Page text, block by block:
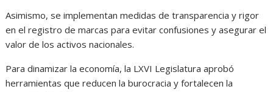
Asimismo, se implementan medidas de transparencia y rigor
en el registro de marcas para evitar confusiones y asegurar el
valor de los activos nacionales.
Para dinamizar la economía, la LXVI Legislatura aprobó
herramientas que reducen la burocracia y fortalecen la